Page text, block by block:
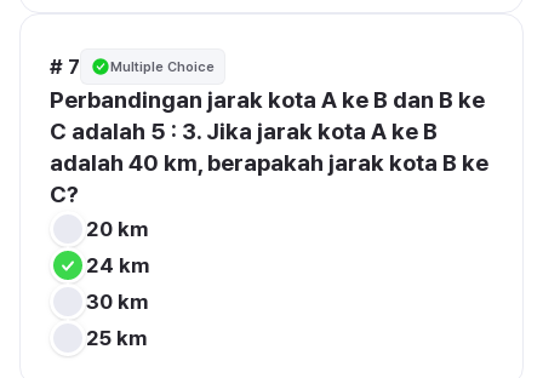
# 7 Multiple Choice
Perbandingan jarak kota A ke B dan B ke
C adalah 5 : 3. Jika jarak kota A ke B
adalah 40 km, berapakah jarak kota B ke
C?
20 km
24 km
30 km
25 km